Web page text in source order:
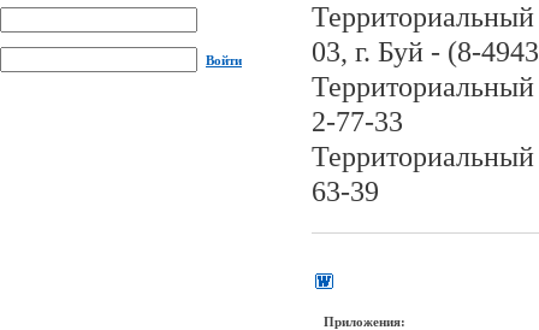
Войти
03, г. Буй - (8-
2-77-33
63-39
Приложения: